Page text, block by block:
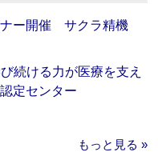
ナー開催 サクラ精機
続ける力が医療を支え
定センター
もっと見る »